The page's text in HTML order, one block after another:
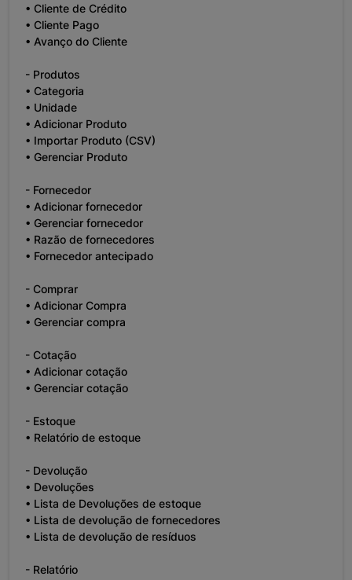
• Cliente de Crédito
• Cliente Pago
• Avanço do Cliente
- Produtos
• Categoria
• Unidade
• Adicionar Produto
• Importar Produto (CSV)
• Gerenciar Produto
- Fornecedor
• Adicionar fornecedor
• Gerenciar fornecedor
• Razão de fornecedores
• Fornecedor antecipado
- Comprar
• Adicionar Compra
• Gerenciar compra
- Cotação
• Adicionar cotação
• Gerenciar cotação
- Estoque
• Relatório de estoque
- Devolução
• Devoluções
• Lista de Devoluções de estoque
• Lista de devolução de fornecedores
• Lista de devolução de resíduos
- Relatório